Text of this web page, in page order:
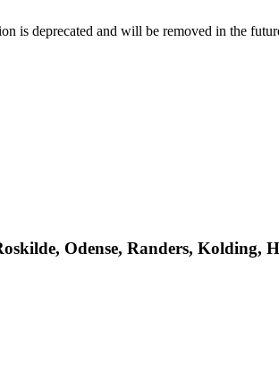
is deprecated and will be removed in the
Odense, Randers, Kolding,